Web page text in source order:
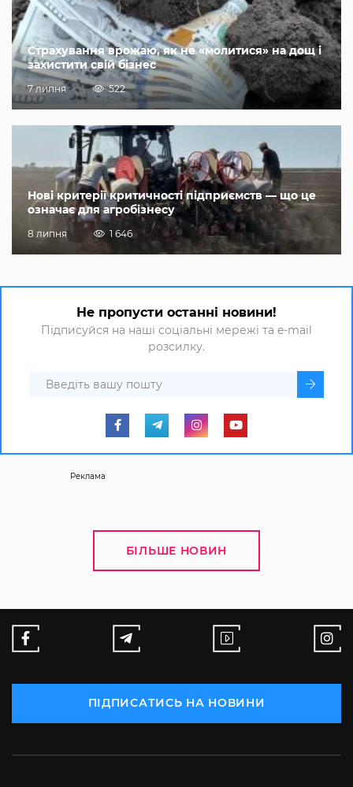
Страхування врожаю, як не «молитися» на дощ і
захистити свій бізнес
7 липня 522
Нові критерії критичності підприємств — що це
означає для агробізнесу
8 липня 1 646
Не пропусти останні новини!
Підписуйся на наші соціальні мережі та e-mail
розсилку.
Реклама
БІЛЬШЕ НОВИН
ПІДПИСАТИСЬ НА НОВИНИ